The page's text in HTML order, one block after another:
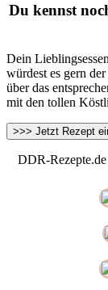
Du kennst
Dein
würdest es gern
über das
mit den tollen
DDR-